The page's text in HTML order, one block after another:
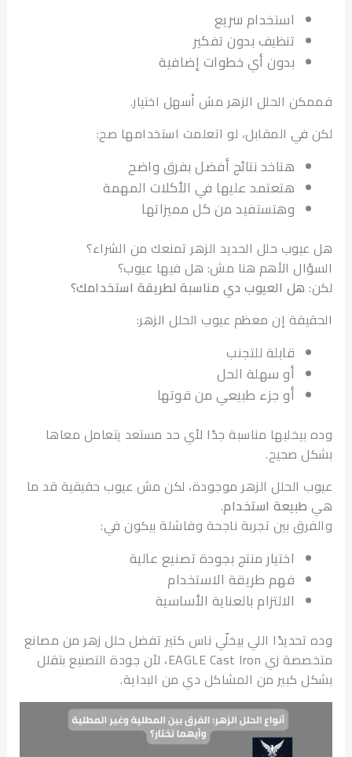
استخدام سريع
تنظيف بدون تفكير
بدون أي خطوات إضافية
الحلل الزهر مش أسهل اختيار.
المقابل، لو اتعلمت استخدامها صح:
هتاخد نتائج أفضل بفرق واضح
هتعتمد عليها في الأكلات المهمة
وهتستفيد من كل مميزاتها
حلل الحديد الزهر تمنعك من الشراء؟
الأهم هنا مش: هل فيها عيوب؟
هل العيوب دي مناسبة لطريقة استخدامك؟
إن معظم عيوب الحلل الزهر:
قابلة للتجنب
أو سهلة الحل
أو جزء طبيعي من قوتها
مناسبة جدًا لأي حد مستعد يتعامل معاها
صحيح.
الحلل الزهر موجودة، لكن مش عيوب حقيقية قد ما
طبيعة استخدام.
بين تجربة ناجحة وفاشلة بيكون في:
اختيار منتج بجودة تصنيع عالية
فهم طريقة الاستخدام
الالتزام بالعناية الأساسية
اللي بيخلّي ناس كتير تفضل حلل زهر من مصانع
متخصصة زي EAGLE Cast Iron، لأن جودة التصنيع بتقلل
كبير من المشاكل دي من البداية.